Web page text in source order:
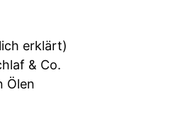
erklärt)
& Co.
Ölen